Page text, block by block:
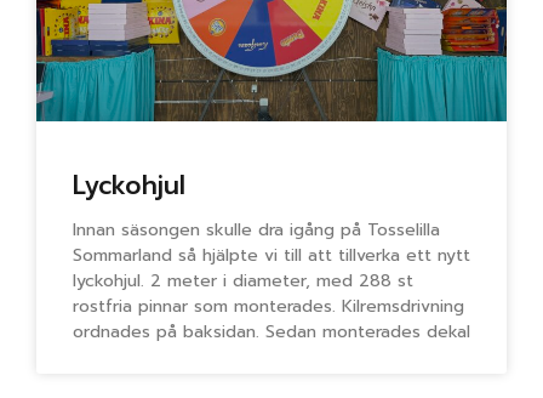
Lyckohjul
Innan säsongen skulle dra igång på Tosselilla
Sommarland så hjälpte vi till att tillverka ett nytt
lyckohjul. 2 meter i diameter, med 288 st
rostfria pinnar som monterades. Kilremsdrivning
ordnades på baksidan. Sedan monterades dekal